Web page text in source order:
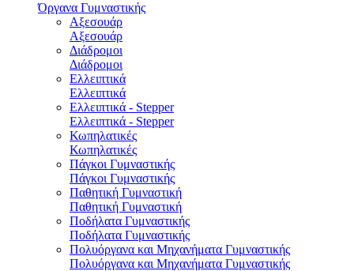
Όργανα Γυμναστικής
Αξεσουάρ
Αξεσουάρ
Διάδρομοι
Διάδρομοι
Ελλειπτικά
Ελλειπτικά
Ελλειπτικά - Stepper
Ελλειπτικά - Stepper
Κωπηλατικές
Κωπηλατικές
Πάγκοι Γυμναστικής
Πάγκοι Γυμναστικής
Παθητική Γυμναστική
Παθητική Γυμναστική
Ποδήλατα Γυμναστικής
Ποδήλατα Γυμναστικής
Πολυόργανα και Μηχανήματα Γυμναστικής
Πολυόργανα και Μηχανήματα Γυμναστικής